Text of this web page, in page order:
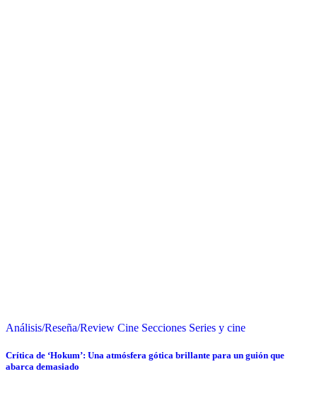
Análisis/Reseña/Review Cine Secciones Series y cine
Crítica de ‘Hokum’: Una atmósfera gótica brillante para un guión que
abarca demasiado